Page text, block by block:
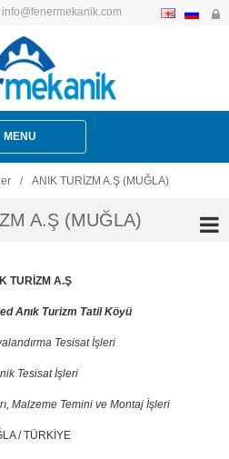
info@fenermekanik.com
MENU
/ ANIK TURİZM A.Ş (MUĞLA)
A.Ş (MUĞLA)
TURİZM A.Ş
Anık Turizm Tatil Köyü
Tesisat İşleri
Tesisat İşleri
Malzeme Temini ve Montaj İşleri
/ TÜRKİYE